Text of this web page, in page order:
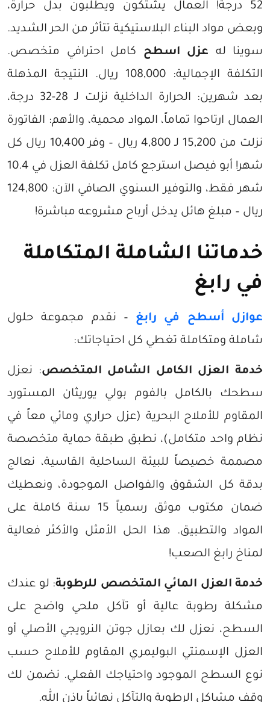
52 درجة! العمال يشتكون ويطلبون بدل حرارة،
وبعض مواد البناء البلاستيكية تتأثر من الحر الشديد.
سوينا له عزل اسطح كامل احترافي متخصص.
التكلفة الإجمالية: 108,000 ريال. النتيجة المذهلة
بعد شهرين: الحرارة الداخلية نزلت لـ 28-32 درجة،
العمال ارتاحوا تماماً، المواد محمية، والأهم: الفاتورة
نزلت من 15,200 لـ 4,800 ريال – وفر 10,400 ريال كل
شهر! أبو فيصل استرجع كامل تكلفة العزل في 10.4
شهر فقط، والتوفير السنوي الصافي الآن: 124,800
ريال – مبلغ هائل يدخل أرباح مشروعه مباشرة!
خدماتنا الشاملة المتكاملة
في رابغ
عوازل أسطح في رابغ – نقدم مجموعة حلول
شاملة ومتكاملة تغطي كل احتياجاتك:
خدمة العزل الكامل الشامل المتخصص: نعزل
سطحك بالكامل بالفوم بولي يوريثان المستورد
المقاوم للأملاح البحرية (عزل حراري ومائي معاً في
نظام واحد متكامل)، نطبق طبقة حماية متخصصة
مصممة خصيصاً للبيئة الساحلية القاسية، نعالج
بدقة كل الشقوق والفواصل الموجودة، ونعطيك
ضمان مكتوب موثق رسمياً 15 سنة كاملة على
المواد والتطبيق. هذا الحل الأمثل والأكثر فعالية
لمناخ رابغ الصعب!
خدمة العزل المائي المتخصص للرطوبة: لو عندك
مشكلة رطوبة عالية أو تآكل ملحي واضح على
السطح، نعزل لك بعازل جوتن النرويجي الأصلي أو
العزل الإسمنتي البوليمري المقاوم للأملاح حسب
نوع السطح الموجود واحتياجك الفعلي. نضمن لك
وقف مشاكل الرطوبة والتآكل نهائياً بإذن الله.